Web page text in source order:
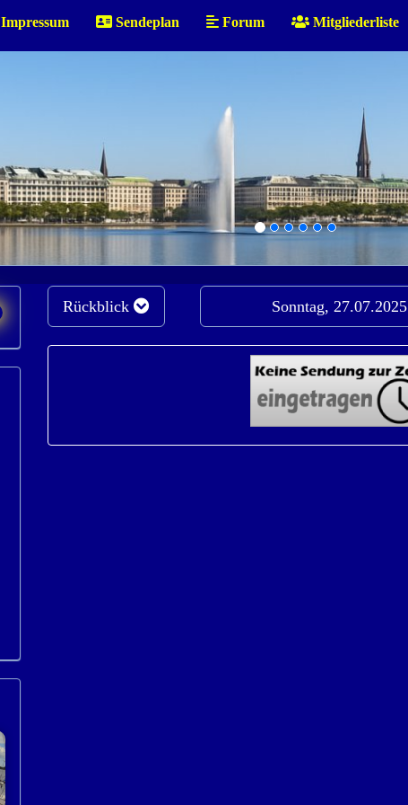
Impressum Sendeplan Forum Mitgliederliste
Rückblick Sonntag, 27.07.2025